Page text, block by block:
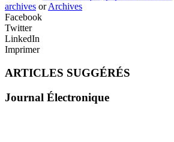
archives orArchives
Facebook
Twitter
LinkedIn
Imprimer
ARTICLES SUGGÉRÉS
Journal Électronique